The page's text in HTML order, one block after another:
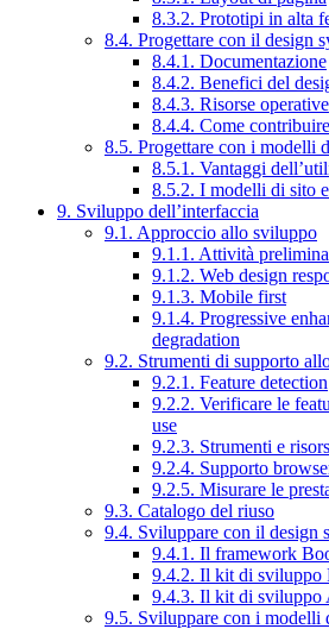
8.3.2. Prototipi in alta
8.4. Progettare con il design
8.4.1. Documentazione
8.4.2. Benefici del
8.4.3. Risorse operative
8.4.4. Come
8.5. Progettare con i modelli
8.5.1. Vantaggi
8.5.2. I modelli di sito
9. Sviluppo dell’interfaccia
9.1. Approccio allo sviluppo
9.1.1. Attività
9.1.2. Web design
9.1.3. Mobile first
9.1.4. Progressive
degradation
9.2. Strumenti di supporto
9.2.1. Feature detection
9.2.2. Verificare le
use
9.2.3. Strumenti e
9.2.4. Supporto
9.2.5. Misurare le
9.3. Catalogo del riuso
9.4. Sviluppare con il design
9.4.1. Il framework
9.4.2. Il kit di sviluppo
9.4.3. Il kit di sviluppo
9.5. Sviluppare con i modelli